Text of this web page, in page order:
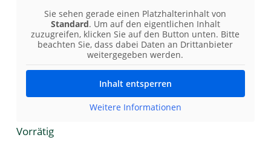
Sie sehen gerade einen Platzhalterinhalt von
Standard. Um auf den eigentlichen Inhalt
zuzugreifen, klicken Sie auf den Button unten. Bitte
beachten Sie, dass dabei Daten an Drittanbieter
weitergegeben werden.
Inhalt entsperren
Weitere Informationen
Vorrätig